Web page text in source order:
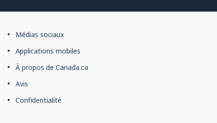
À
propos
du
site
Médias sociaux
Applications mobiles
À propos de Canada.ca
Avis
Confidentialité